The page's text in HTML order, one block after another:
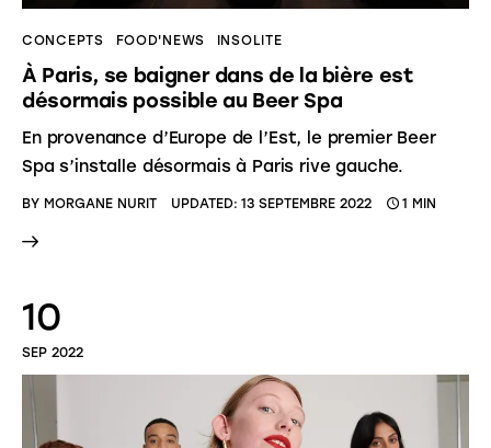
CONCEPTS FOOD'NEWS INSOLITE
À Paris, se baigner dans de la bière est
désormais possible au Beer Spa
En provenance d’Europe de l’Est, le premier Beer
Spa s’installe désormais à Paris rive gauche.
BY MORGANE NURIT UPDATED: 13 SEPTEMBRE 2022 1 MIN
10
SEP 2022